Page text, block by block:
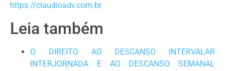
https://claudioadv.com.br
Leia também
O DIREITO AO DESCANSO INTERVALAR
INTERJORNADA E AO DESCANSO SEMANAL